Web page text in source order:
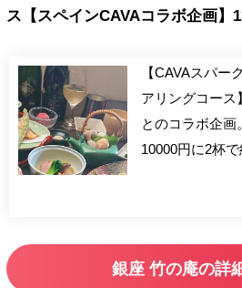
ス【スペインCAVAコラボ企画】
【CAVAスパー
アリングコース】 スペインのCAVA
とのコラボ企画
10000円に2杯
もお得な期間限定
銀座 竹の庵の詳